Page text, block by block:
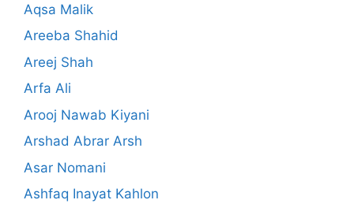
Aqsa Malik
Areeba Shahid
Areej Shah
Arfa Ali
Arooj Nawab Kiyani
Arshad Abrar Arsh
Asar Nomani
Ashfaq Inayat Kahlon